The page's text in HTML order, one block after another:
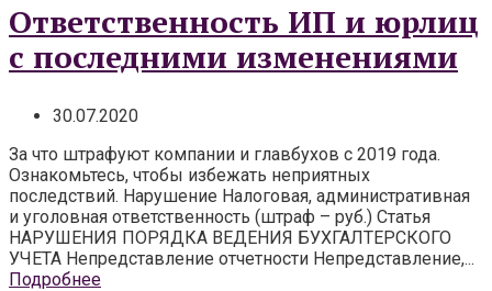
Ответственность ИП и юрлиц
с последними изменениями
30.07.2020
За что штрафуют компании и главбухов с 2019 года.
Ознакомьтесь, чтобы избежать неприятных
последствий. Нарушение Налоговая, административная
и уголовная ответственность (штраф – руб.) Статья
НАРУШЕНИЯ ПОРЯДКА ВЕДЕНИЯ БУХГАЛТЕРСКОГО
УЧЕТА Непредставление отчетности Непредставление,...
Подробнее